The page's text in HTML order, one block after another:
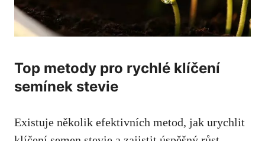
Top metody pro rychlé klíčení
semínek stevie
Existuje několik efektivních metod, jak urychlit